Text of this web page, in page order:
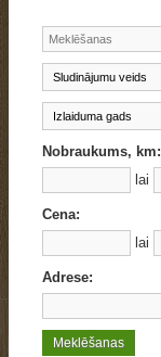
Nobraukums, km:
lai
Cena:
lai
Adrese: